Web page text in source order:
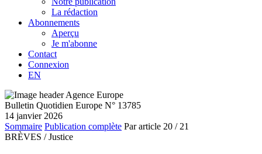
La rédaction
Abonnements
Aperçu
Je m'abonne
Contact
Connexion
EN
Bulletin Quotidien Europe N° 13785
14 janvier 2026
Sommaire Publication complète Par article 20 / 21
BRÈVES / Justice